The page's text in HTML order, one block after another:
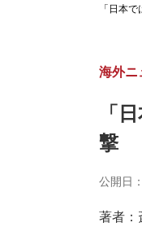
「日本
海外ニ
「
撃
公開日：
著者：